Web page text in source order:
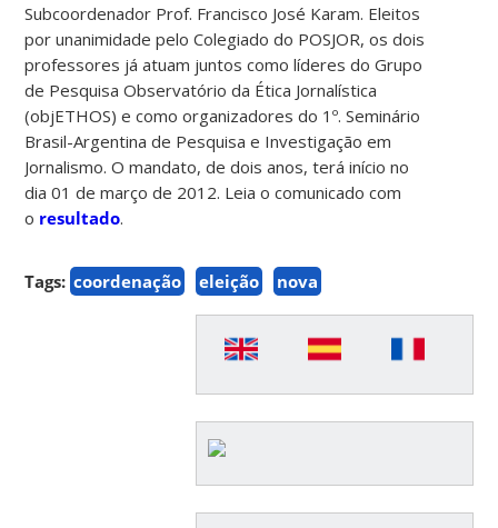
Subcoordenador Prof. Francisco José Karam. Eleitos
por unanimidade pelo Colegiado do POSJOR, os dois
professores já atuam juntos como líderes do Grupo
de Pesquisa Observatório da Ética Jornalística
(objETHOS) e como organizadores do 1º. Seminário
Brasil-Argentina de Pesquisa e Investigação em
Jornalismo. O mandato, de dois anos, terá início no
dia 01 de março de 2012. Leia o comunicado com
o resultado.
Tags: coordenação eleição nova